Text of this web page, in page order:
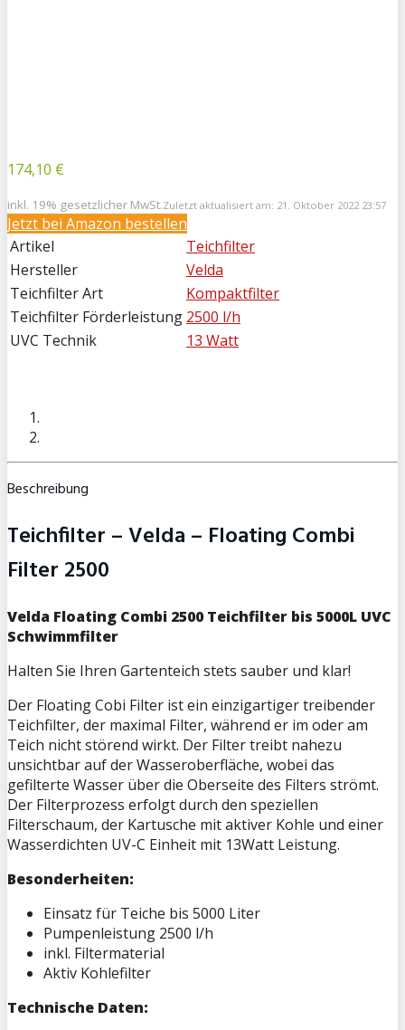
174,10 €
inkl. 19% gesetzlicher MwSt.Zuletzt aktualisiert am: 21. Oktober 2022 23:57
Jetzt bei Amazon bestellen
Artikel
Teichfilter
Hersteller
Velda
Teichfilter Art
Kompaktfilter
Teichfilter Förderleistung 2500 l/h
UVC Technik
13 Watt
Beschreibung
Teichfilter – Velda – Floating Combi
Filter 2500
Velda Floating Combi 2500 Teichfilter bis 5000L UVC
Schwimmfilter
Halten Sie Ihren Gartenteich stets sauber und klar!
Der Floating Cobi Filter ist ein einzigartiger treibender
Teichfilter, der maximal Filter, während er im oder am
Teich nicht störend wirkt. Der Filter treibt nahezu
unsichtbar auf der Wasseroberfläche, wobei das
gefilterte Wasser über die Oberseite des Filters strömt.
Der Filterprozess erfolgt durch den speziellen
Filterschaum, der Kartusche mit aktiver Kohle und einer
Wasserdichten UV-C Einheit mit 13Watt Leistung.
Besonderheiten:
Einsatz für Teiche bis 5000 Liter
Pumpenleistung 2500 l/h
inkl. Filtermaterial
Aktiv Kohlefilter
Technische Daten: